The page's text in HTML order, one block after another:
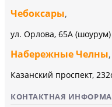
Чебоксары,
ул. Орлова, 65А (шоурум)
Набережные Челны,
Казанский проспект,
КОНТАКТНАЯ